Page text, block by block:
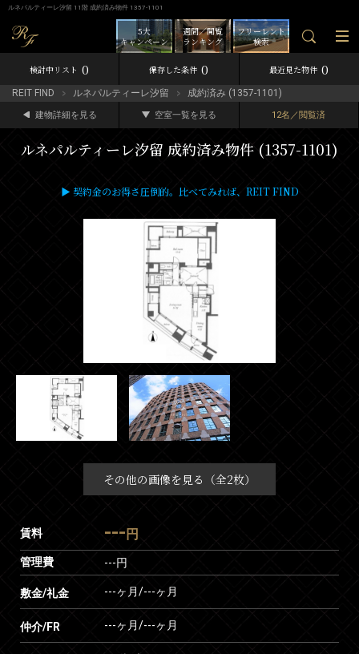
ルネパルティーレ汐留 11階 成約済み物件 1357-1101
フリーレント
検索
週間／閲覧
ランキング
5大
キャンペーン
検討中リスト 0 保存した条件 0 最近見た物件 0
REIT FIND ルネパルティーレ汐留 成約済み (1357-1101)
建物詳細を見る 空室一覧を見る 12名／閲覧済
ルネパルティーレ汐留 成約済み物件 (1357-1101)
▶ 契約金のお得さ圧倒的。比べてみれば、REIT FIND
その他の画像を見る（全2枚）
賃料 --- 円
管理費 ---円
敷金/礼金 ---ヶ月/---ヶ月
仲介/FR ---ヶ月/---ヶ月